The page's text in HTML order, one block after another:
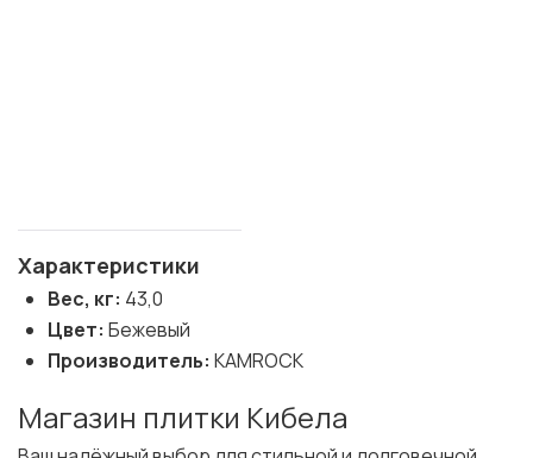
Характеристики
Вес, кг: 43,0
Цвет: Бежевый
Производитель: KAMROCK
Магазин плитки Кибела